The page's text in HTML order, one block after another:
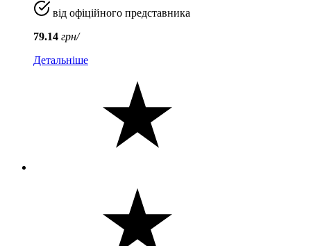
від офіційного представника
79.14 грн/
Детальніше